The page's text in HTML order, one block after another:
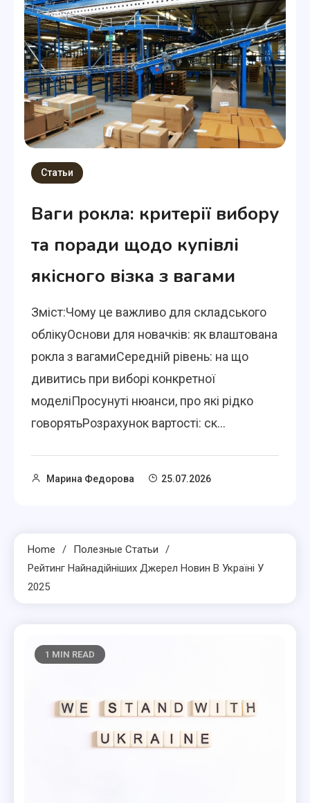
Статьи
Ваги рокла: критерії вибору
та поради щодо купівлі
якісного візка з вагами
Зміст:Чому це важливо для складського
облікуОснови для новачків: як влаштована
рокла з вагамиСередній рівень: на що
дивитись при виборі конкретної
моделіПросунуті нюанси, про які рідко
говорятьРозрахунок вартості: ск...
Марина Федорова 25.07.2026
Home
Полезные Статьи
Рейтинг Найнадійніших Джерел Новин В Україні У
2025
1 MIN READ